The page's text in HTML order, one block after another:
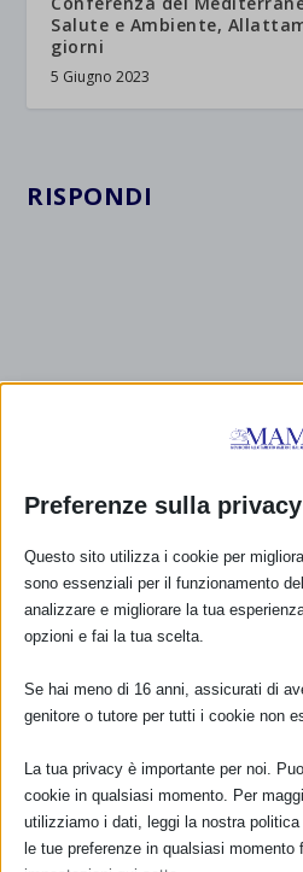
Salute e Ambiente,
giorni
5 Giugno 2023
RISPONDI
CALENDARIO EVENTI
Non ci sono eventi
Preferenze sulla privacy
Questo sito utilizza i cookie per
sono essenziali per il funzionamento
analizzare e migliorare la tua
opzioni e fai la tua scelta.
Se hai meno di 16 anni, assicurati di
genitore o tutore per tutti i cookie non
La tua privacy è importante per noi.
cookie in qualsiasi momento. Per
utilizziamo i dati, leggi la nostra
le tue preferenze in qualsiasi